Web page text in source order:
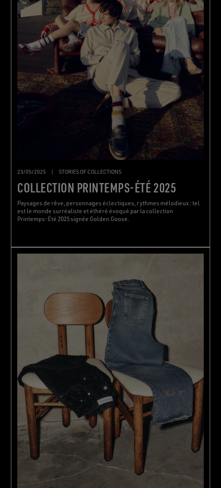
23/05/2025 STORIES OF COLLECTIONS
COLLECTION PRINTEMPS-ÉTÉ 2025
Paysages de rêve, personnages éclectiques, rythmes mélodieux : tel
est le monde surréaliste et éthéré évoqué par la collection
Printemps-Été 2025 signée Golden Goose.